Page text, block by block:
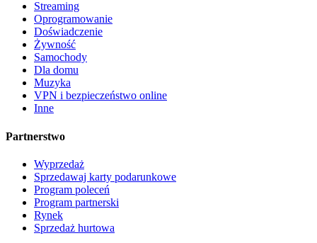
Streaming
Oprogramowanie
Doświadczenie
Żywność
Samochody
Dla domu
Muzyka
VPN i bezpieczeństwo online
Inne
Partnerstwo
Wyprzedaż
Sprzedawaj karty podarunkowe
Program poleceń
Program partnerski
Rynek
Sprzedaż hurtowa